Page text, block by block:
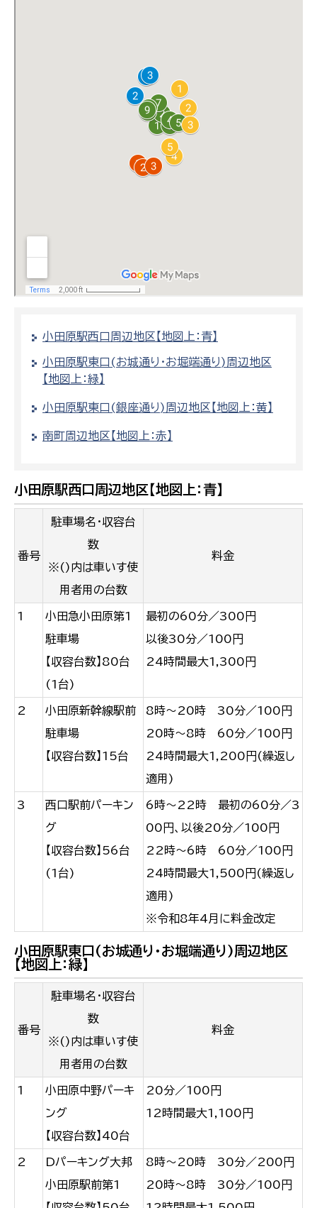
小田原駅西口周辺地区【地図上：青】
小田原駅東口(お城通り・お堀端通り)周辺地区
【地図上：緑】
小田原駅東口(銀座通り)周辺地区【地図上：黄】
南町周辺地区【地図上：赤】
小田原駅西口周辺地区【地図上：青】
番号
駐車場名・収容台
数
※()内は車いす使
用者用の台数
料金
1
小田急小田原第1
駐車場
【収容台数】80台
(1台)
最初の60分／300円
以後30分／100円
24時間最大1,300円
2
小田原新幹線駅前
駐車場
【収容台数】15台
8時～20時 30分／100円
20時～8時 60分／100円
24時間最大1,200円(繰返し
適用)
3
西口駅前パーキン
グ
【収容台数】56台
(1台)
6時～22時 最初の60分／3
00円、以後20分／100円
22時～6時 60分／100円
24時間最大1,500円(繰返し
適用)
※令和8年4月に料金改定
小田原駅東口(お城通り・お堀端通り)周辺地区
【地図上：緑】
番号
駐車場名・収容台
数
※()内は車いす使
用者用の台数
料金
1
小田原中野パーキ
ング
【収容台数】40台
20分／100円
12時間最大1,100円
2
Dパーキング大邦
小田原駅前第1
8時～20時 30分／200円
20時～8時 30分／100円